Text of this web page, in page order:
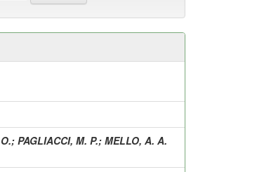
; PAGLIACCI, M. P.; MELLO, A. A.